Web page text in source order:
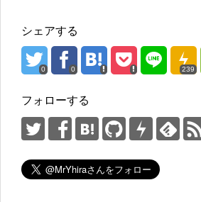
シェアする
0 0 239
フォローする